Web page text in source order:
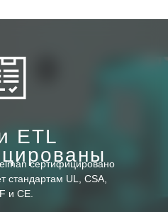
ETL
сертифицировано
стандартам UL, CSA,
и CE.